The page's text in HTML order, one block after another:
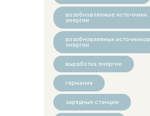
возобновляемые источники
энергии
возобновляемых источников
энергии
выработка энергии
германия
зарядные станции